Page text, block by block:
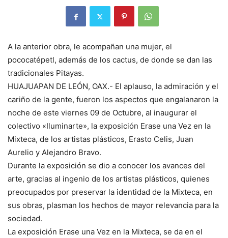
A la anterior obra, le acompañan una mujer, el
pococatépetl, además de los cactus, de donde se dan las
tradicionales Pitayas.
HUAJUAPAN DE LEÓN, OAX.- El aplauso, la admiración y el
cariño de la gente, fueron los aspectos que engalanaron la
noche de este viernes 09 de Octubre, al inaugurar el
colectivo «Iluminarte», la exposición Erase una Vez en la
Mixteca, de los artistas plásticos, Erasto Celis, Juan
Aurelio y Alejandro Bravo.
Durante la exposición se dio a conocer los avances del
arte, gracias al ingenio de los artistas plásticos, quienes
preocupados por preservar la identidad de la Mixteca, en
sus obras, plasman los hechos de mayor relevancia para la
sociedad.
La exposición Erase una Vez en la Mixteca, se da en el